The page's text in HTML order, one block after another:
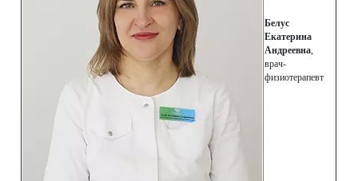
Белус
Екатерина
Андреевна,
врач-
физиотерапевт